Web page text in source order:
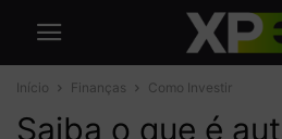
Início Finanças Como Investir
Saiba o que é